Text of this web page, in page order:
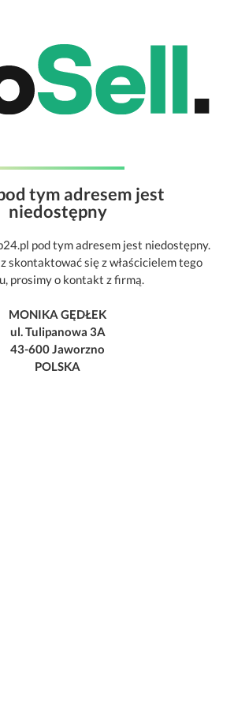
tym adresem jest
niedostępny
pod tym adresem jest niedostępny.
skontaktować się z właścicielem tego
prosimy o kontakt z firmą.
MONIKA GĘDŁEK
ul. Tulipanowa 3A
43-600 Jaworzno
POLSKA